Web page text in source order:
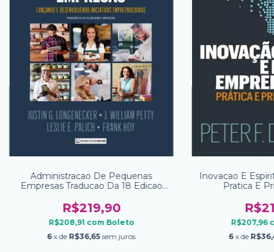
Administracao De Pequenas
Empresas Traducao Da 18 Edicao
R$219,90
R$208,91 com Boleto
6 x de R$36,65 sem juros
Inovacao E
Pratica E
R$207,96
6 x de